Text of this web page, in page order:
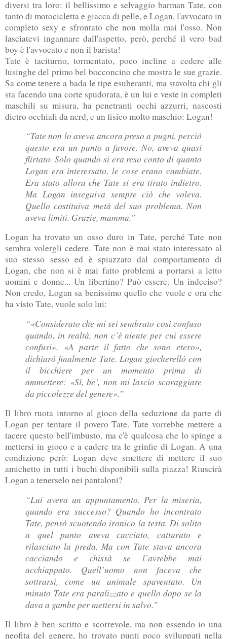
diversi tra loro: il bellissimo e selvaggio barman Tate, con
tanto di motocicletta e giacca di pelle, e Logan, l'avvocato in
completo sexy e sfrontato che non molla mai l'osso. Non
lasciatevi ingannare dall'aspetto, però, perché il vero bad
boy è l'avvocato e non il barista!
Tate è taciturno, tormentato, poco incline a cedere alle
lusinghe del primo bel bocconcino che mostra le sue grazie.
Sa come tenere a bada le tipe esuberanti, ma stavolta chi gli
sta facendo una corte spudorata, è un lui e veste in completi
maschili su misura, ha penetranti occhi azzurri, nascosti
dietro occhiali da nerd, e un fisico molto maschio: Logan!
“Tate non lo aveva ancora preso a pugni, perciò
questo era un punto a favore. No, aveva quasi
flirtato. Solo quando si era reso conto di quanto
Logan era interessato, le cose erano cambiate.
Era stato allora che Tate si era tirato indietro.
Ma Logan inseguiva sempre ciò che voleva.
Quello costituiva metà del suo problema. Non
aveva limiti. Grazie, mamma.”
Logan ha trovato un osso duro in Tate, perché Tate non
sembra volergli cedere. Tate non è mai stato interessato al
suo stesso sesso ed è spiazzato dal comportamento di
Logan, che non si è mai fatto problemi a portarsi a letto
uomini e donne... Un libertino? Può essere. Un indeciso?
Non credo, Logan sa benissimo quello che vuole e ora che
ha visto Tate, vuole solo lui:
“«Considerato che mi sei sembrato così confuso
quando, in realtà, non c’è niente per cui essere
confusi». «A parte il fatto che sono etero»,
dichiarò finalmente Tate. Logan giocherellò con
il bicchiere per un momento prima di
ammettere: «Sì, be’, non mi lascio scoraggiare
da piccolezze del genere».”
Il libro ruota intorno al gioco della seduzione da parte di
Logan per tentare il povero Tate. Tate vorrebbe mettere a
tacere questo bell'imbusto, ma c'è qualcosa che lo spinge a
mettersi in gioco e a cadere tra le grinfie di Logan. A una
condizione però: Logan deve smettere di mettere il suo
amichetto in tutti i buchi disponibili sulla piazza! Riuscirà
Logan a tenerselo nei pantaloni?
“Lui aveva un appuntamento. Per la miseria,
quando era successo? Quando ho incontrato
Tate, pensò scuotendo ironico la testa. Di solito
a quel punto aveva cacciato, catturato e
rilasciato la preda. Ma con Tate stava ancora
cacciando e chissà se l’avrebbe mai
acchiappato. Quell’uomo non faceva che
sottrarsi, come un animale spaventato. Un
minuto Tate era paralizzato e quello dopo se la
dava a gambe per mettersi in salvo.”
Il libro è ben scritto e scorrevole, ma non essendo io una
neofita del genere, ho trovato punti poco sviluppati nella